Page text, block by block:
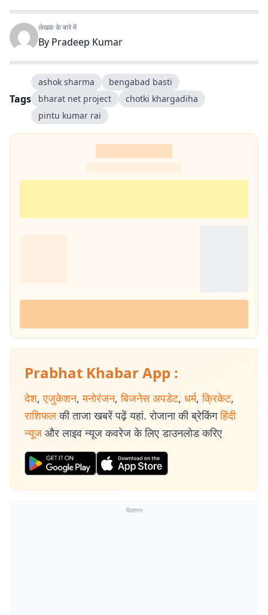
लेखक के बारे में
By Pradeep Kumar
Tags
ashok sharma
bengabad basti
bharat net project
chotki khargadiha
pintu kumar rai
Prabhat Khabar App :
देश, एजुकेशन, मनोरंजन, बिजनेस अपडेट, धर्म, क्रिकेट,
राशिफल की ताजा खबरें पढ़ें यहां. रोजाना की ब्रेकिंग हिंदी
न्यूज और लाइव न्यूज कवरेज के लिए डाउनलोड करिए
विज्ञापन